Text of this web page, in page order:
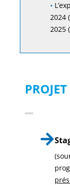
•
2024
2025